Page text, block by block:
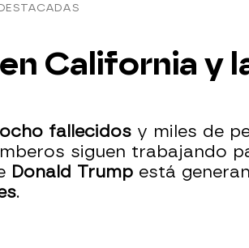
California y
fallecidos y miles de
siguen trabajando
Donald Trump está
.